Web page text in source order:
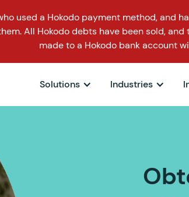
used a Hokodo payment method, and
All Hokodo debts have been sold,
made to a Hokodo bank account
Solutions Industries